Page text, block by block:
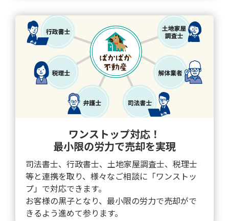
ワンストップ対応！
最小限の労力で売却を実現
司法書士、行政書士、土地家屋調査士、税理士
等と連携を取り、様々なご相談に「ワンストッ
プ」で対応できます。
お客様の黒子となり、最小限の労力で売却がで
きるよう進めて参ります。